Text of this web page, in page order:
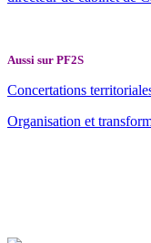
Aussi sur PF2S
Concertations
Organisation et